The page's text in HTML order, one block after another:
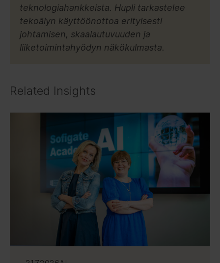
teknologiahankkeista. Hupli tarkastelee
tekoälyn käyttöönottoa erityisesti
johtamisen, skaalautuvuuden ja
liiketoimintahyödyn näkökulmasta.
Related Insights